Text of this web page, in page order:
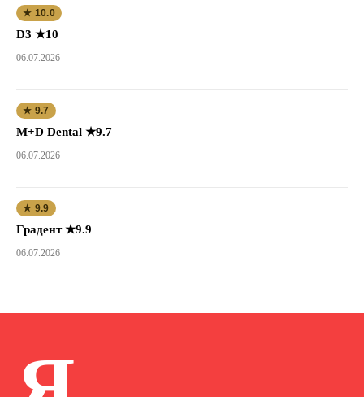
★ 10.0
D3 ★10
06.07.2026
★ 9.7
M+D Dental ★9.7
06.07.2026
★ 9.9
Градент ★9.9
06.07.2026